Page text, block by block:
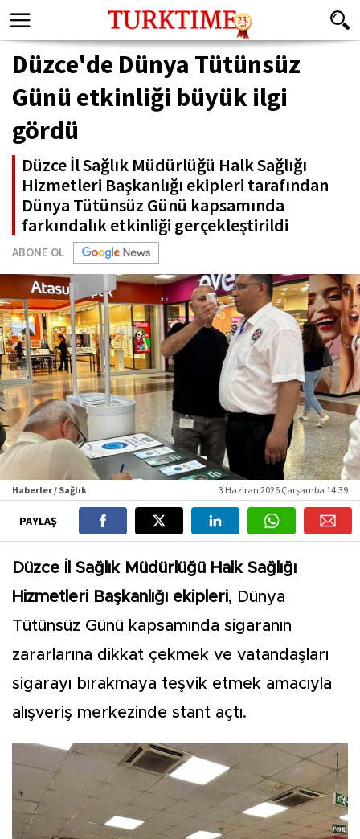
Düzce'de Dünya Tütünsüz
Günü etkinliği büyük ilgi
gördü
Düzce İl Sağlık Müdürlüğü Halk Sağlığı
Hizmetleri Başkanlığı ekipleri tarafından
Dünya Tütünsüz Günü kapsamında
farkındalık etkinliği gerçekleştirildi
ABONE OL
Haberler / Sağlık 3 Haziran 2026 Çarşamba 14:39
PAYLAŞ
Düzce İl Sağlık Müdürlüğü Halk Sağlığı
Hizmetleri Başkanlığı ekipleri, Dünya
Tütünsüz Günü kapsamında sigaranın
zararlarına dikkat çekmek ve vatandaşları
sigarayı bırakmaya teşvik etmek amacıyla
alışveriş merkezinde stant açtı.